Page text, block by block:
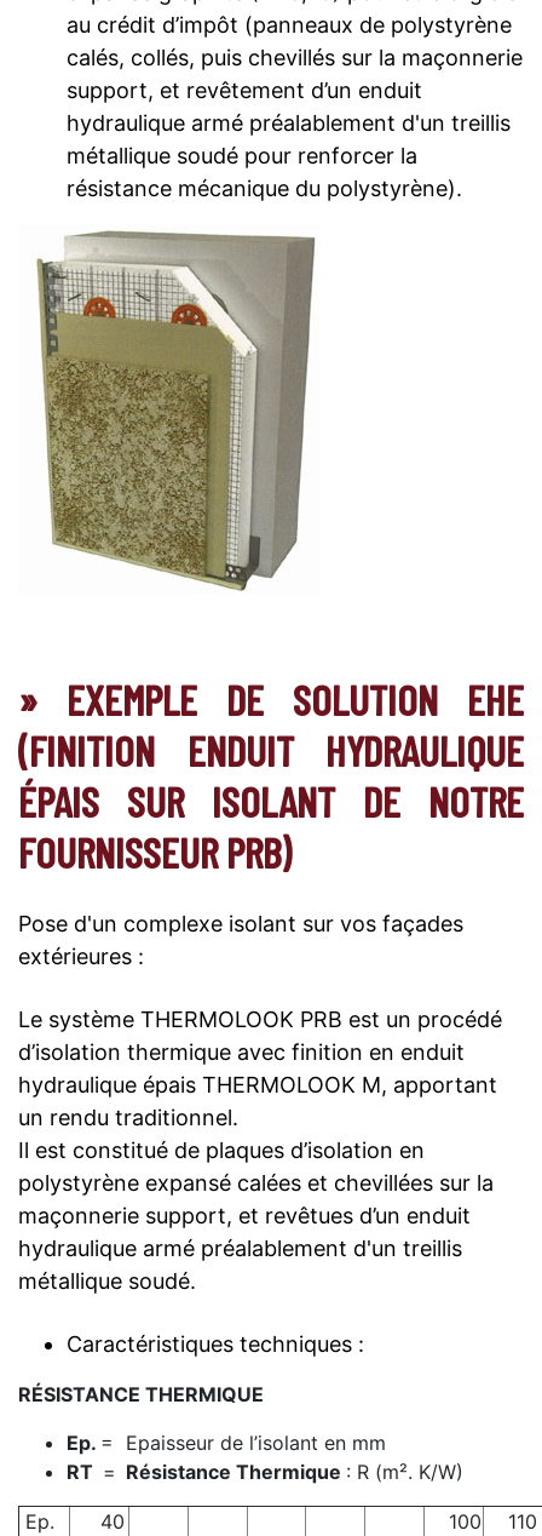
au crédit d’impôt (panneaux de polystyrène
calés, collés, puis chevillés sur la maçonnerie
support, et revêtement d’un enduit
hydraulique armé préalablement d'un treillis
métallique soudé pour renforcer la
résistance mécanique du polystyrène).
» EXEMPLE DE SOLUTION EHE
(FINITION ENDUIT HYDRAULIQUE
ÉPAIS SUR ISOLANT DE NOTRE
FOURNISSEUR PRB)
Pose d'un complexe isolant sur vos façades
extérieures :
Le système THERMOLOOK PRB est un procédé
d’isolation thermique avec finition en enduit
hydraulique épais THERMOLOOK M, apportant
un rendu traditionnel.
Il est constitué de plaques d’isolation en
polystyrène expansé calées et chevillées sur la
maçonnerie support, et revêtues d’un enduit
hydraulique armé préalablement d'un treillis
métallique soudé.
Caractéristiques techniques :
RÉSISTANCE THERMIQUE
Ep. = Epaisseur de l’isolant en mm
RT = Résistance Thermique : R (m². K/W)
Ep.
40
100 110